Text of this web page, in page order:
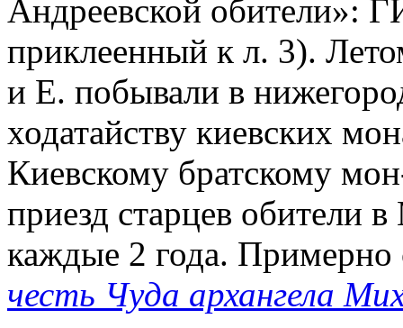
Андреевской обители»:
приклеенный к л. 3).
и Е. побывали в
ходатайству киевских
Киевскому братскому
приезд старцев обители
каждые 2 года.
честь Чуда архангела